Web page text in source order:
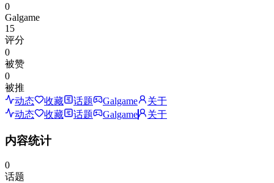
0
Galgame
15
评分
0
被赞
0
被推
动态
收藏 话题 Galgame
关于
动态
收藏 话题 Galgame 关于
内容统计
0
话题